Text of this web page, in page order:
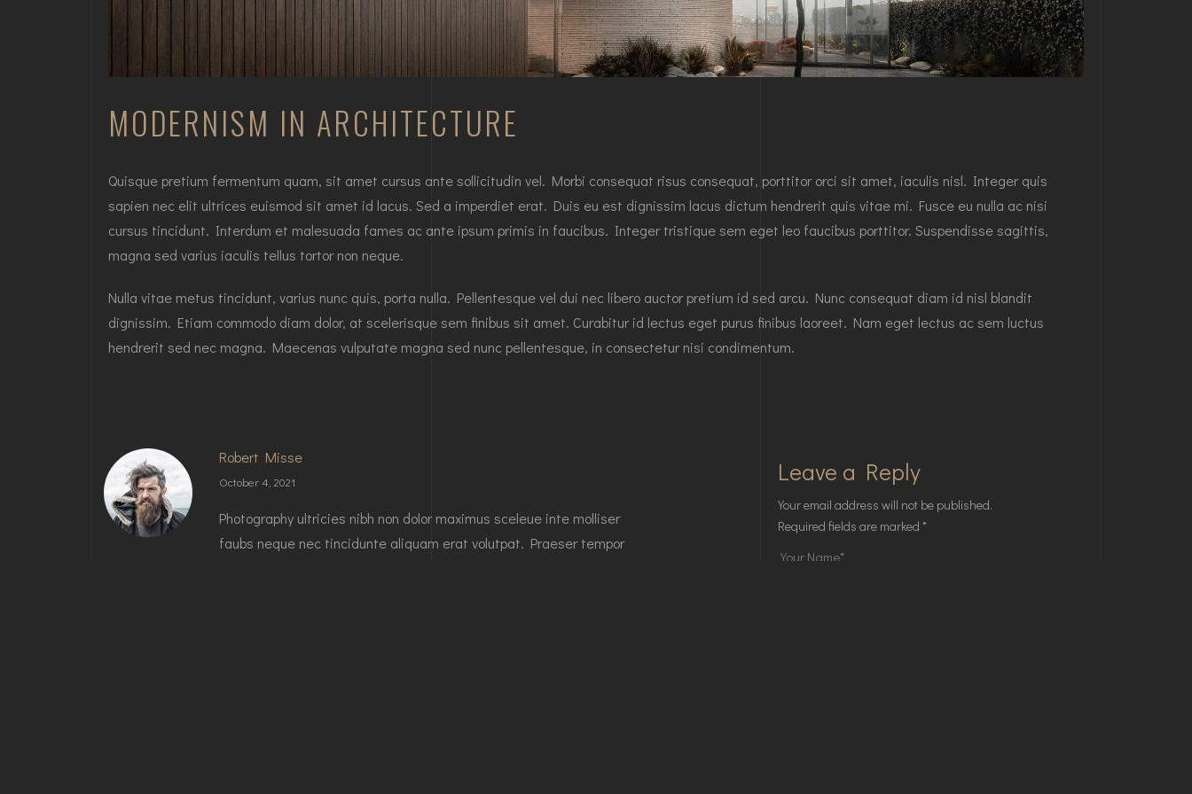
MODERNISM IN ARCHITECTURE
Quisque pretium fermentum quam, sit amet cursus ante sollicitudin vel. Morbi consequat risus consequat, porttitor orci sit amet, iaculis nisl. Integer quis
sapien nec elit ultrices euismod sit amet id lacus. Sed a imperdiet erat. Duis eu est dignissim lacus dictum hendrerit quis vitae mi. Fusce eu nulla ac nisi
cursus tincidunt. Interdum et malesuada fames ac ante ipsum primis in faucibus. Integer tristique sem eget leo faucibus porttitor. Suspendisse sagittis,
magna sed varius iaculis tellus tortor non neque.
Nulla vitae metus tincidunt, varius nunc quis, porta nulla. Pellentesque vel dui nec libero auctor pretium id sed arcu. Nunc consequat diam id nisl blandit
dignissim. Etiam commodo diam dolor, at scelerisque sem finibus sit amet. Curabitur id lectus eget purus finibus laoreet. Nam eget lectus ac sem luctus
hendrerit sed nec magna. Maecenas vulputate magna sed nunc pellentesque, in consectetur nisi condimentum.
Robert Misse
October 4, 2021
Photography ultricies nibh non dolor maximus sceleue inte molliser
faubs neque nec tincidunte aliquam erat volutpat. Praeser tempor
Leave a Reply
Your email address will not be published.
Required fields are marked *